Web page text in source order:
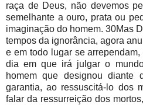
raça de Deus, não devemos
semelhante a ouro, prata ou
imaginação do homem. 30Mas
tempos da ignorância, agora
e em todo lugar se
dia em que irá julgar o
homem que designou diante
garantia, ao ressuscitá-lo dos
falar da ressurreição dos